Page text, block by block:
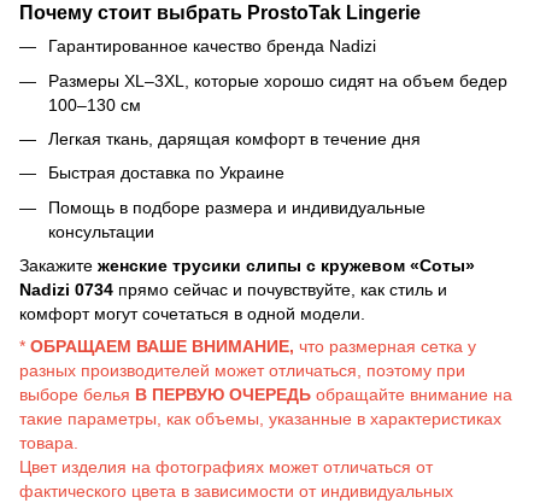
Почему стоит выбрать ProstoTak Lingerie
Гарантированное качество бренда Nadizi
Размеры XL–3XL, которые хорошо сидят на объем бедер
100–130 см
Легкая ткань, дарящая комфорт в течение дня
Быстрая доставка по Украине
Помощь в подборе размера и индивидуальные
консультации
Закажите женские трусики слипы с кружевом «Соты»
Nadizi 0734 прямо сейчас и почувствуйте, как стиль и
комфорт могут сочетаться в одной модели.
* ОБРАЩАЕМ ВАШЕ ВНИМАНИЕ, что размерная сетка у
разных производителей может отличаться, поэтому при
выборе белья В ПЕРВУЮ ОЧЕРЕДЬ обращайте внимание на
такие параметры, как объемы, указанные в характеристиках
товара.
Цвет изделия на фотографиях может отличаться от
фактического цвета в зависимости от индивидуальных